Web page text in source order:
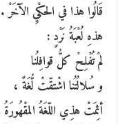
قَالُوا هذا في الحكْيِ الآخَرْ .
هذهِ لُعْبَةُ نَرْدٍ :
لمْ تُفْلِحْ كلُّ قوافِلُنا
و سُلالُتُنا اشْتقّتْ لُّغَةً ،
أثِمَتْ هذِي اللّغَةُ